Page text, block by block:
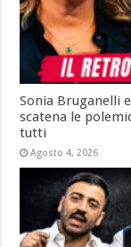
Sonia Bruganelli
scatena le
tutti
Agosto 4, 2026